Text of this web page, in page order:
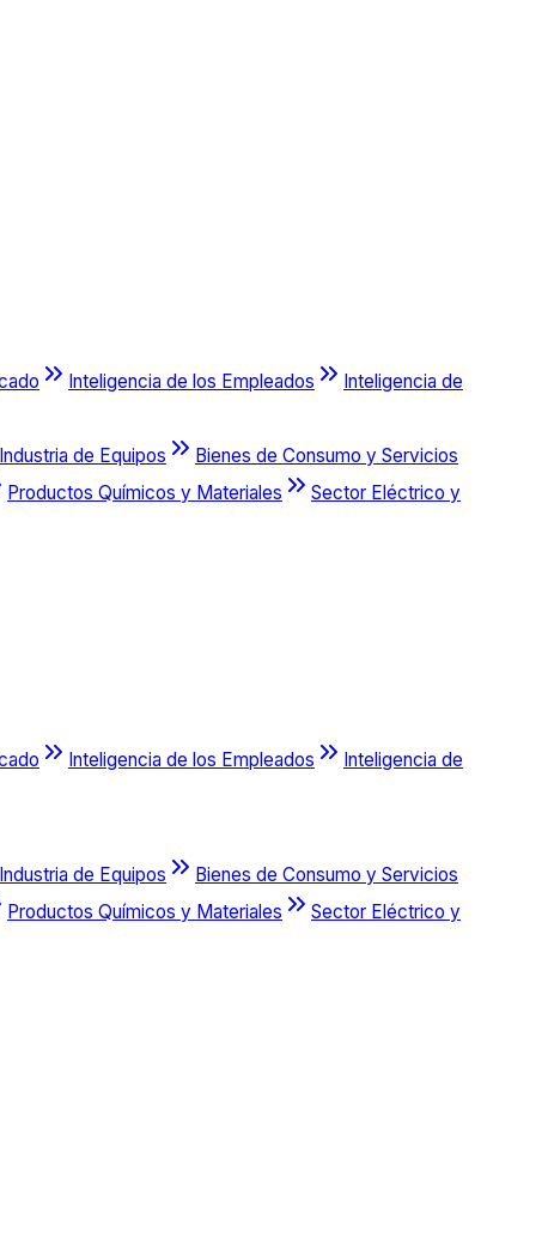
Inteligencia de los Empleados
Inteligencia de
de Equipos
Bienes de Consumo y Servicios
Productos Químicos y Materiales
Sector Eléctrico y
Inteligencia de los Empleados
Inteligencia de
de Equipos
Bienes de Consumo y Servicios
Productos Químicos y Materiales
Sector Eléctrico y